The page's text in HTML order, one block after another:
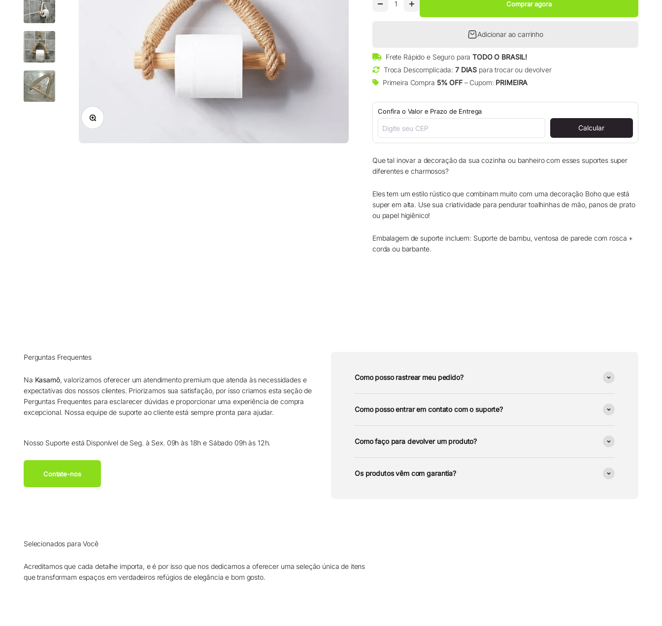
Zoom na imagem
Comprar agora
Adicionar ao carrinho
Frete Rápido e Seguro paraTODO O BRASIL!
Troca Descomplicada: 7 DIAS para trocar ou devolver
Primeira Compra 5% OFF– Cupom: PRIMEIRA
Confira o Valor e Prazo de Entrega
Calcular
Que tal inovar a decoração da sua cozinha ou banheiro com esses suportes super
diferentes e charmosos?
Eles tem um estilo rústico que combinam muito com uma decoração Boho que está
super em alta. Use sua criatividade para pendurar toalhinhas de mão, panos de prato
ou papel higiênico!
Embalagem de suporte incluem: Suporte de bambu, ventosa de parede com rosca +
corda ou barbante.
Perguntas Frequentes
Na Kasamô, valorizamos oferecer um atendimento premium que atenda às necessidades e
expectativas dos nossos clientes. Priorizamos sua satisfação, por isso criamos esta seção de
Perguntas Frequentes para esclarecer dúvidas e proporcionar uma experiência de compra
excepcional. Nossa equipe de suporte ao cliente está sempre pronta para ajudar.
Nosso Suporte está Disponível de Seg. à Sex. 09h às 18h e Sábado 09h às 12h.
Contate-nos
Como posso rastrear meu pedido?
Como posso entrar em contato com o suporte?
Como faço para devolver um produto?
Os produtos vêm com garantia?
Selecionados para Você
Acreditamos que cada detalhe importa, e é por isso que nos dedicamos a oferecer uma seleção única de itens
que transformam espaços em verdadeiros refúgios de elegância e bom gosto.